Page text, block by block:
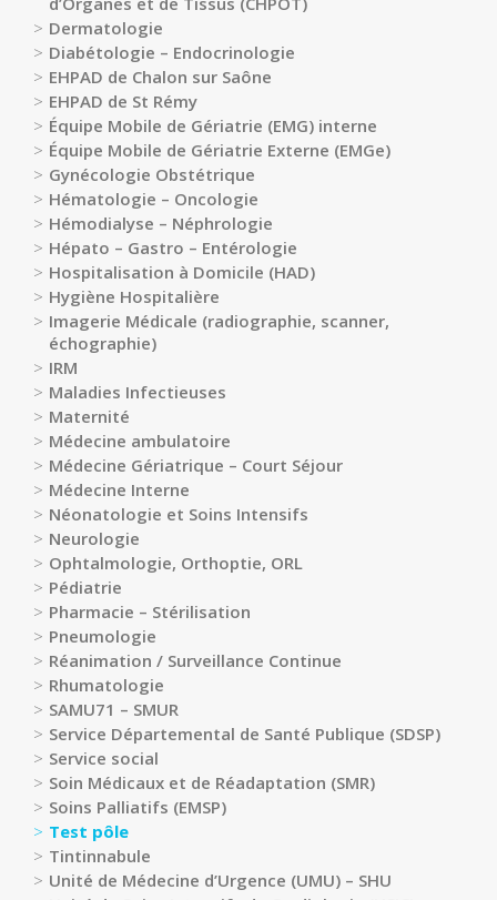
Démarche
Qualité
Les
indicateurs
qualité
Gestion
des
risques
Coopérations
Hospitalières
Le
Groupement
Hospitalier
de
Territoire
Le
portail
des
groupements
de
commandes
L’offre
de
soins
Médecine
Chirurgie
Chirurgie
robotisée
Urgences,
Réanimations,
Soins
Dermatologie
Diabétologie – Endocrinologie
EHPAD de Chalon sur Saône
EHPAD de St Rémy
Équipe Mobile de Gériatrie (EMG) interne
Équipe Mobile de Gériatrie Externe (EMGe)
Gynécologie Obstétrique
Hématologie – Oncologie
Hémodialyse – Néphrologie
Hépato – Gastro – Entérologie
Hospitalisation à Domicile (HAD)
Hygiène Hospitalière
Imagerie Médicale (radiographie, scanner,
échographie)
IRM
Maladies Infectieuses
Maternité
Médecine ambulatoire
Médecine Gériatrique – Court Séjour
Médecine Interne
Néonatologie et Soins Intensifs
Neurologie
Ophtalmologie, Orthoptie, ORL
Pédiatrie
Pharmacie – Stérilisation
Pneumologie
Réanimation / Surveillance Continue
Rhumatologie
SAMU71 – SMUR
Service Départemental de Santé Publique (SDSP)
Service social
Soin Médicaux et de Réadaptation (SMR)
Soins Palliatifs (EMSP)
Test pôle
Tintinnabule
Unité de Médecine d’Urgence (UMU) – SHU